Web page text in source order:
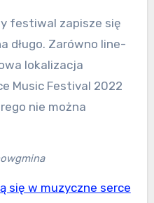
festiwal zapisze się
długo. Zarówno line-
lokalizacja
Music Festival 2022
nie można
się w muzyczne serce